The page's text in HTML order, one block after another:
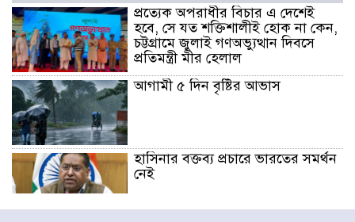
প্রত্যেক অপরাধীর বিচার এ দেশেই
হবে, সে যত শক্তিশালীই হোক না কেন,
চট্টগ্রামে জুলাই গণঅভ্যুত্থান দিবসে
প্রতিমন্ত্রী মীর হেলাল
আগামী ৫ দিন বৃষ্টির আভাস
হাসিনার বক্তব্য প্রচারে ভারতের সমর্থন
নেই